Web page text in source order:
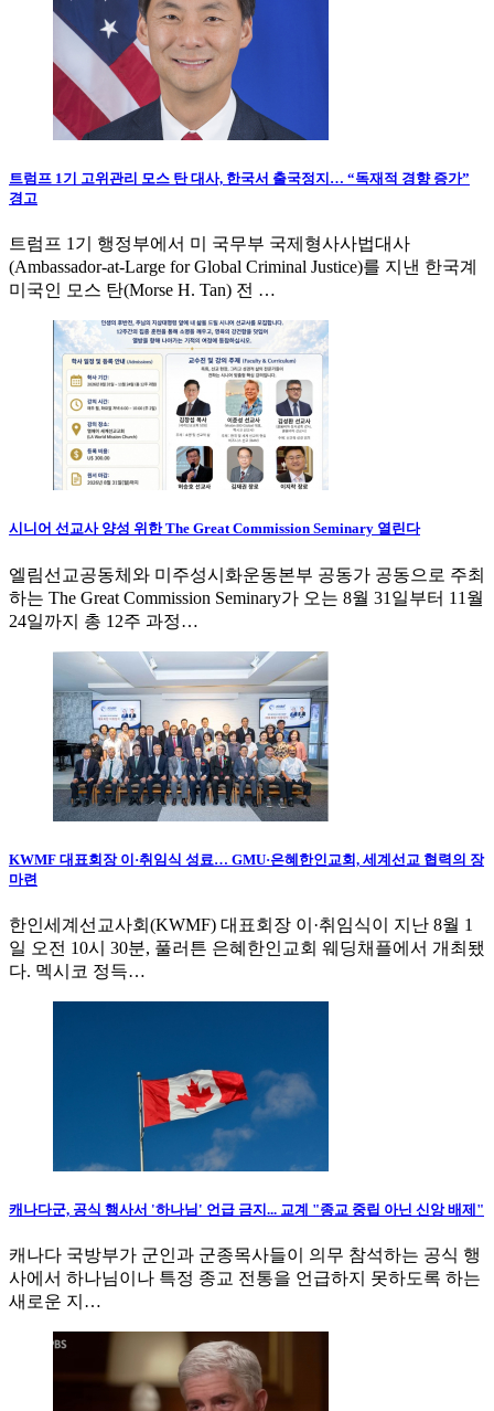
트럼프 1기 고위관리 모스 탄 대사, 한국서 출국정지… “독재적 경향 증가”
경고
트럼프 1기 행정부에서 미 국무부 국제형사사법대사
(Ambassador-at-Large for Global Criminal Justice)를 지낸 한국계
미국인 모스 탄(Morse H. Tan) 전 …
시니어 선교사 양성 위한 The Great Commission Seminary 열린다
엘림선교공동체와 미주성시화운동본부 공동가 공동으로 주최
하는 The Great Commission Seminary가 오는 8월 31일부터 11월
24일까지 총 12주 과정…
KWMF 대표회장 이·취임식 성료… GMU·은혜한인교회, 세계선교 협력의 장
마련
한인세계선교사회(KWMF) 대표회장 이·취임식이 지난 8월 1
일 오전 10시 30분, 풀러튼 은혜한인교회 웨딩채플에서 개최됐
다. 멕시코 정득…
캐나다군, 공식 행사서 '하나님' 언급 금지... 교계 "종교 중립 아닌 신앙 배제"
캐나다 국방부가 군인과 군종목사들이 의무 참석하는 공식 행
사에서 하나님이나 특정 종교 전통을 언급하지 못하도록 하는
새로운 지…